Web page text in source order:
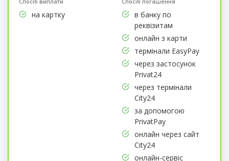
на картку
в банку по
реквізитам
онлайн з карти
термінали EasyPay
через застосунок
Privat24
через термінали
City24
за допомогою
PrivatPay
онлайн через сайт
City24
онлайн-сервіс